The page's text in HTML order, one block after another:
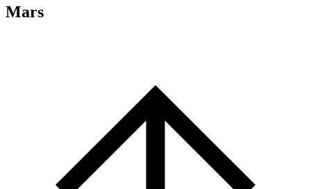
Mars